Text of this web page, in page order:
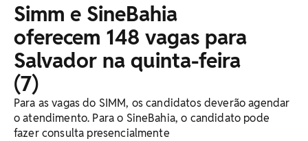
Simm e SineBahia
oferecem 148 vagas para
Salvador na quinta-feira
(7)
Para as vagas do SIMM, os candidatos deverão agendar
o atendimento. Para o SineBahia, o candidato pode
fazer consulta presencialmente